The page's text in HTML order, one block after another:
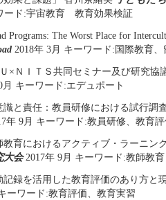
ード:宇宙教育 教育効果検証
Programs: The Worst Place for
2018年 3月 キーワード:国際教育
Ｕ×ＮＩＴＳ共同セミナー及び研究
月 キーワード:エデュポート
識と責任：教員研修における試行
年 9月 キーワード:教員研修、教育
教育におけるアクティブ・ラーニ
大会2017年 9月 キーワード:教師教
記録を活用した教育評価のあり方
ーワード:教育評価、教育実習